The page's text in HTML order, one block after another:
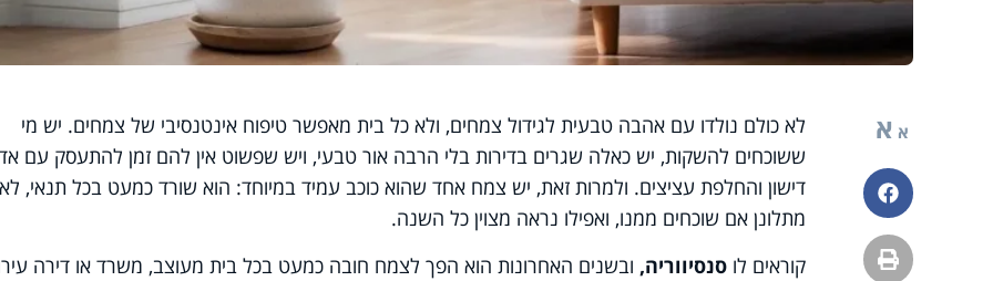
א א
פייסבוק
הדפסה
לא כולם נולדו עם אהבה טבעית לגידול צמחים, ולא כל בית מאפשר טיפוח אינטנסיבי של צמחים. יש מי
ששוכחים להשקות, יש כאלה שגרים בדירות בלי הרבה אור טבעי, ויש שפשוט אין להם זמן להתעסק עם
דישון והחלפת עציצים. ולמרות זאת, יש צמח אחד שהוא כוכב עמיד במיוחד: הוא שורד כמעט בכל תנאי, לא
מתלונן אם שוכחים ממנו, ואפילו נראה מצוין כל השנה.
קוראים לו סנסיווריה, ובשנים האחרונות הוא הפך לצמח חובה כמעט בכל בית מעוצב, משרד או דירה